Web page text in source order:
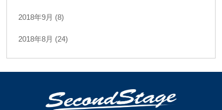
2018年9月 (8)
2018年8月 (24)